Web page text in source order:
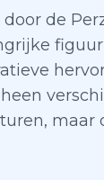
de
maar